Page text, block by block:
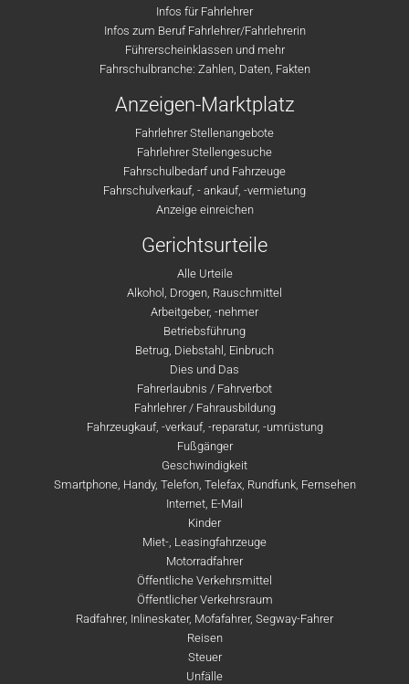
Infos für Fahrlehrer
Infos zum Beruf Fahrlehrer/Fahrlehrerin
Führerscheinklassen und mehr
Fahrschulbranche: Zahlen, Daten, Fakten
Anzeigen-Marktplatz
Fahrlehrer Stellenangebote
Fahrlehrer Stellengesuche
Fahrschulbedarf und Fahrzeuge
Fahrschulverkauf, - ankauf, -vermietung
Anzeige einreichen
Gerichtsurteile
Alle Urteile
Alkohol, Drogen, Rauschmittel
Arbeitgeber, -nehmer
Betriebsführung
Betrug, Diebstahl, Einbruch
Dies und Das
Fahrerlaubnis / Fahrverbot
Fahrlehrer / Fahrausbildung
Fahrzeugkauf, -verkauf, -reparatur, -umrüstung
Fußgänger
Geschwindigkeit
Smartphone, Handy, Telefon, Telefax, Rundfunk, Fernsehen
Internet, E-Mail
Kinder
Miet-, Leasingfahrzeuge
Motorradfahrer
Öffentliche Verkehrsmittel
Öffentlicher Verkehrsraum
Radfahrer, Inlineskater, Mofafahrer, Segway-Fahrer
Reisen
Steuer
Unfälle